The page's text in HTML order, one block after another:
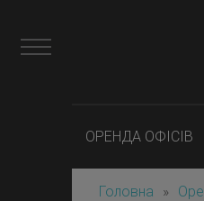
ОРЕНДА ОФІСІВ
Головна »